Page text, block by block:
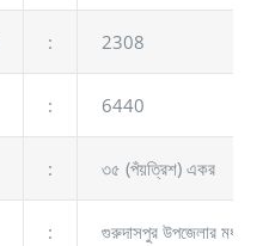
: 2308
: 6440
: ৩৫ (পঁয়ত্রিশ) একর
: গুরুদাসপুর উপজেলার